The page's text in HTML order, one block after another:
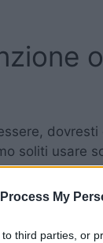
My
third parties, or
o
dovresti
soliti usare
per esempio).
dieta perché